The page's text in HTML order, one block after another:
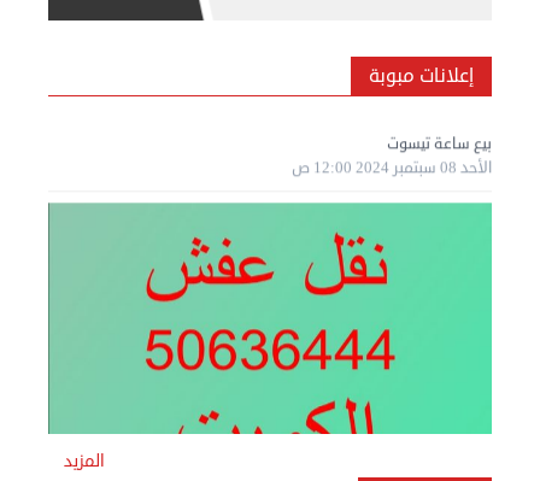
إعلانات مبوبة
نقل عفش المنطقه العاشره 50636444 فك وتركيب ...
المزيد